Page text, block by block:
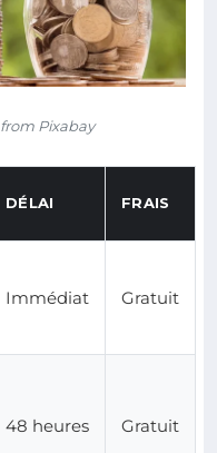
Pixabay
DÉLAI FRAIS
Immédiat Gratuit
48 heures Gratuit